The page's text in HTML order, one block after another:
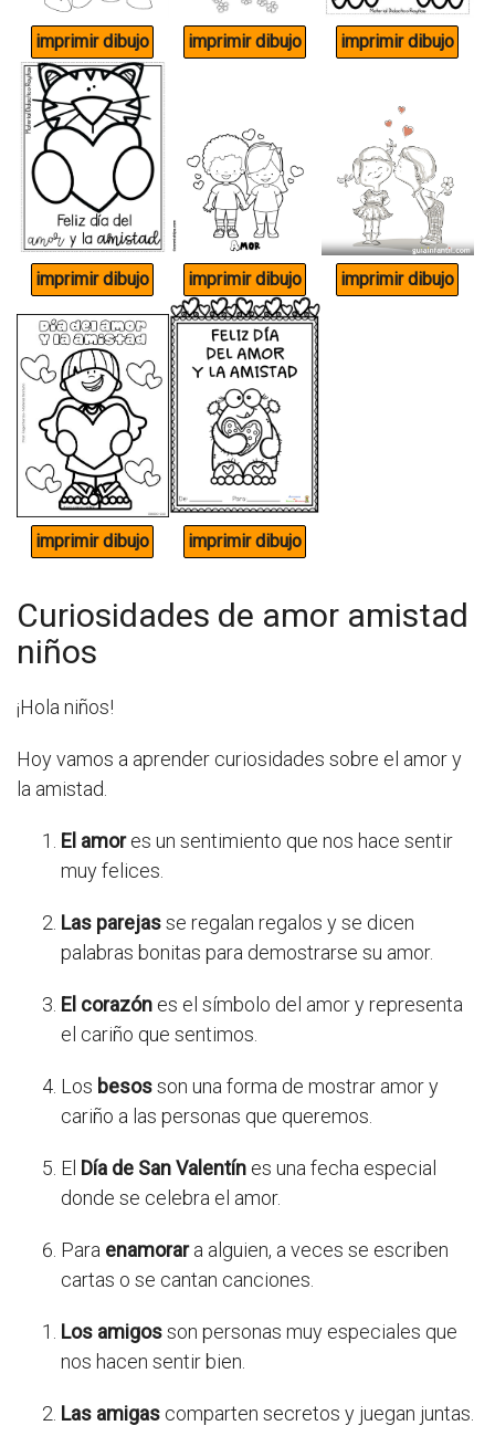
Curiosidades de amor amistad
niños
¡Hola niños!
Hoy vamos a aprender curiosidades sobre el amor y
la amistad.
El amores un sentimiento que nos hace sentir
muy felices.
Las parejasse regalan regalos y se dicen
palabras bonitas para demostrarse su amor.
El corazón es el símbolo del amor y representa
el cariño que sentimos.
Los besosson una forma de mostrar amor y
cariño a las personas que queremos.
El Día de San Valentín es una fecha especial
donde se celebra el amor.
Para enamorara alguien, a veces se escriben
cartas o se cantan canciones.
Los amigosson personas muy especiales que
nos hacen sentir bien.
Las amigas comparten secretos y juegan juntas.